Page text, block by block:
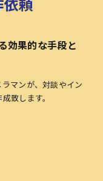
効果的な手段と
マンが、対談やイン
致します。